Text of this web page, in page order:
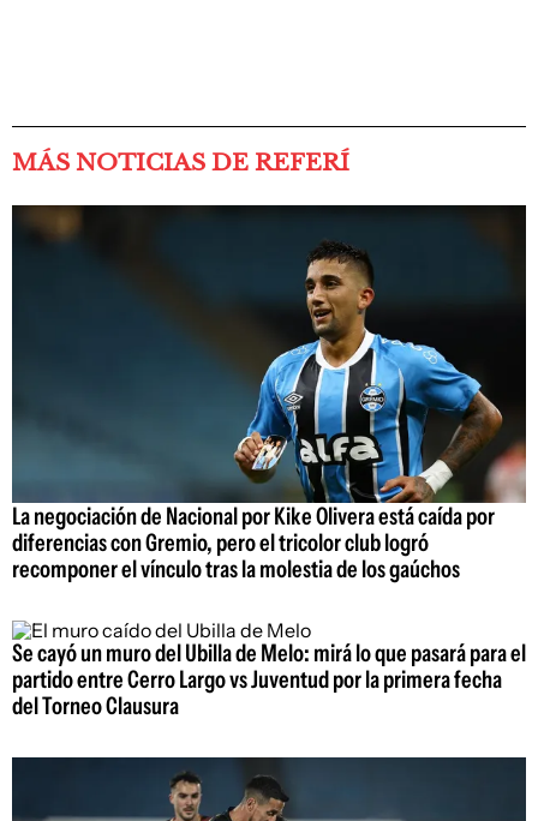
MÁS NOTICIAS DE REFERÍ
La negociación de Nacional por Kike Olivera está caída por
diferencias con Gremio, pero el tricolor club logró
recomponer el vínculo tras la molestia de los gaúchos
Se cayó un muro del Ubilla de Melo: mirá lo que pasará para el
partido entre Cerro Largo vs Juventud por la primera fecha
del Torneo Clausura